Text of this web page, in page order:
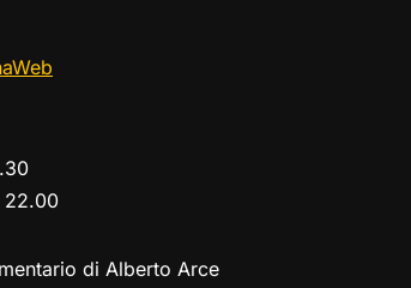
l
22.00
di Alberto Arce